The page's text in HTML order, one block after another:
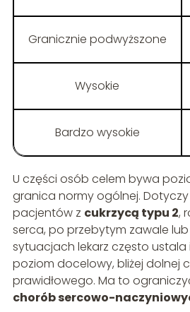
Granicznie podwyższone
Wysokie
Bardzo wysokie
U części osób celem bywa
granica normy ogólnej. Dotyczy
pacjentów z cukrzycą typu 2,
serca, po przebytym zawale
sytuacjach lekarz często
poziom docelowy, bliżej dolnej
prawidłowego. Ma to
chorób sercowo-